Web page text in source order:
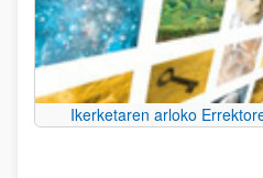
Ikerketaren arloko